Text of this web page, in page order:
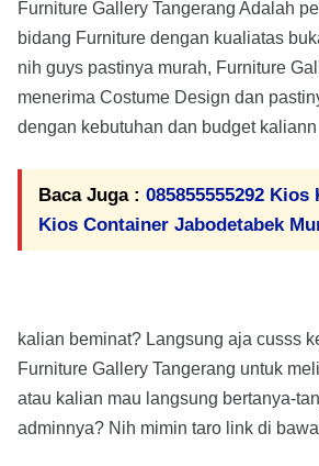
Furniture Gallery Tangerang Adalah
bidang Furniture dengan kualiatas
nih guys pastinya murah, Furniture
menerima Costume Design dan
dengan kebutuhan dan budget
Baca Juga : 085855555292
Kios Container Jabodetabek
kalian beminat? Langsung aja cusss
Furniture Gallery Tangerang untuk
atau kalian mau langsung bertanya-
adminnya? Nih mimin taro link di